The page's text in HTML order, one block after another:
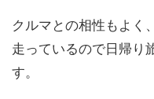
クルマとの相性もよく
走っているので日帰り
す。